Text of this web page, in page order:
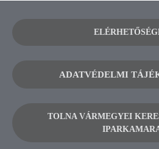
ADATVÉDELMI
TOLNA VÁRMEGYEI